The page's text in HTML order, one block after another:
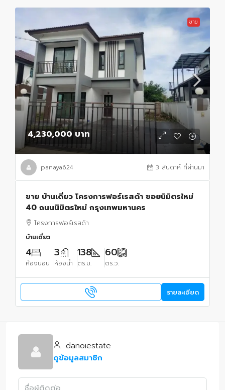
ขาย
4,230,000 บาท
panaya624 3 สัปดาห์ ที่ผ่านมา
ขาย บ้านเดี่ยว โครงการฟอร์เรสด้า ซอยนิมิตรใหม่
40 ถนนนิมิตรใหม่ กรุงเทพมหานคร
โครงการฟอร์เรสด้า
บ้านเดี่ยว
4
ห้องนอน
3
ห้องน้ำ
138
ตร.ม.
60
ตร.ว.
รายละเอียด
danoiestate
ดูข้อมูลสมาชิก